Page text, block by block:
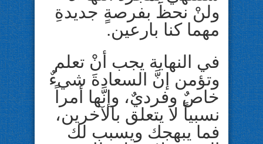
ولنْ نحظَ بفرصةٍ جديدةِ
مهما كنا بارعين.
في النهاية يجب أنْ تعلم
وتؤمن إنَّ السعادةَ شيءٌ
خاصٌ وفرديٌ، وإنَّها أمراً
نسبياً لا يتعلق بالآخرين،
فما يبهجك ويسبب لك